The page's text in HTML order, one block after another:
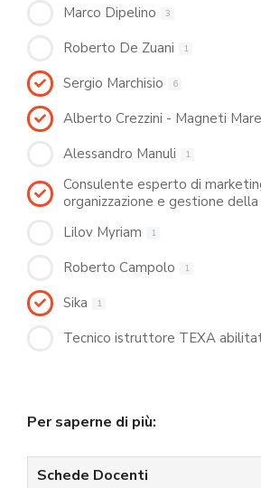
Marco Dipelino 3
Roberto De Zuani 1
Sergio Marchisio 6
Alberto Crezzini - Magneti
Alessandro Manuli 1
Consulente esperto di
organizzazione e gestione della
Lilov Myriam 1
Roberto Campolo 1
Sika 1
Tecnico istruttore TEXA
Per saperne di più:
Schede Docenti